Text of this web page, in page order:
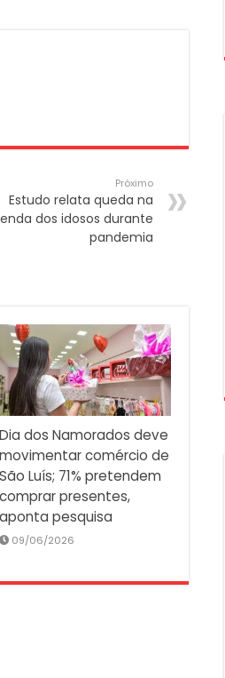
Próximo
Estudo relata queda na
dos idosos durante
pandemia
Dia dos Namorados deve
movimentar comércio de
São Luís; 71% pretendem
comprar presentes,
aponta pesquisa
09/06/2026